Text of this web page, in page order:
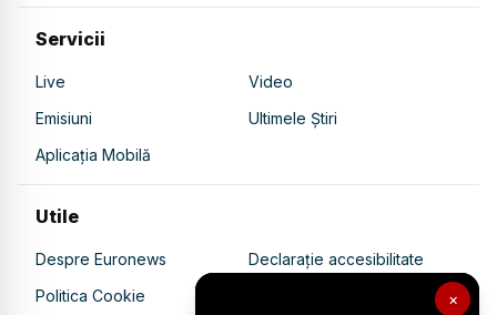
×
Servicii
Live
Video
Emisiuni
Ultimele Știri
Aplicația Mobilă
Utile
Despre Euronews
Declarație accesibilitate
Politica Cookie
Politica de confidențialitate